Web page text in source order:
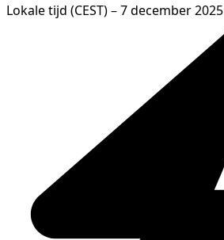
Lokale tijd (CEST) – 7 december 2025